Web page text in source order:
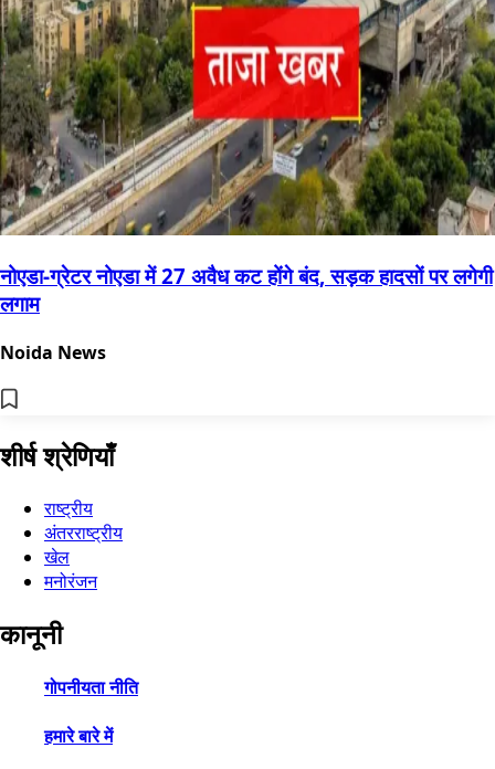
नोएडा-ग्रेटर नोएडा में 27 अवैध कट होंगे बंद, सड़क हादसों पर लगेगी
लगाम
Noida News
शीर्ष श्रेणियाँ
राष्ट्रीय
अंतरराष्ट्रीय
खेल
मनोरंजन
कानूनी
गोपनीयता नीति
हमारे बारे में